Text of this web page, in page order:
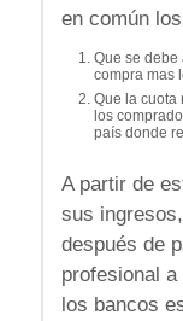
en común
Que se debe
compra mas
Que la cuota
los
país donde
A partir de
sus
después de
profesional
los bancos